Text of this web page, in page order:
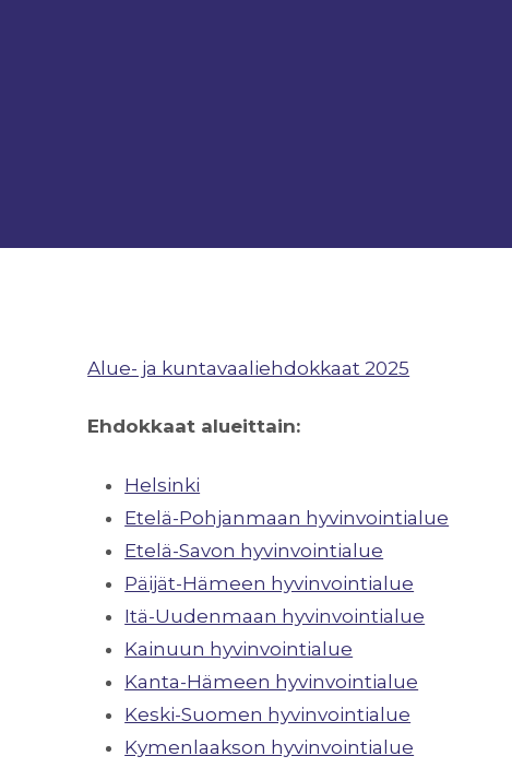
Alue- ja kuntavaaliehdokkaat 2025
Ehdokkaat alueittain:
Helsinki
Etelä-Pohjanmaan hyvinvointialue
Etelä-Savon hyvinvointialue
Päijät-Hämeen hyvinvointialue
Itä-Uudenmaan hyvinvointialue
Kainuun hyvinvointialue
Kanta-Hämeen hyvinvointialue
Keski-Suomen hyvinvointialue
Kymenlaakson hyvinvointialue